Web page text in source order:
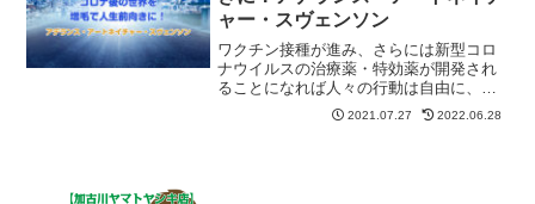
伝だけではありません。ストレスが原因
のことも。現代社会はストレスの多い時
代と言われているので、誰にも不安要素
はあるということができます。「増毛の
技術ってどの程度進化しているのだろ
う」そんなことをふと思うことがあるか
もしれません。そもそも、薄毛になれ
ャー・スヴェンソン
ワクチン接種が進み、さらには新型コロ
ナウイルスの治療薬・特効薬が開発され
ることになれば人々の行動は自由に、そ
して開放的になっていくことでしょう。
増毛をした新たな自分で、コロナ後の世
2021.07.27 2022.06.28